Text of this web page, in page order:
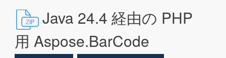
Java 24.4 経由の PHP
用 Aspose.BarCode